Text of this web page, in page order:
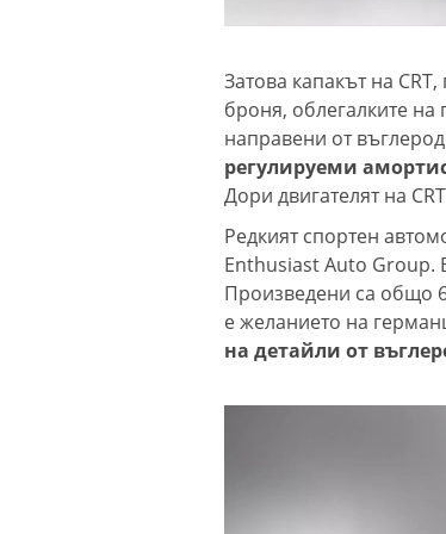
Затова капакът на
броня, облегалките на
направени от
регулируеми
Дори двигателят на
Редкият спортен
Enthusiast Auto Group.
Произведени са общо
е желанието на
на детайли от